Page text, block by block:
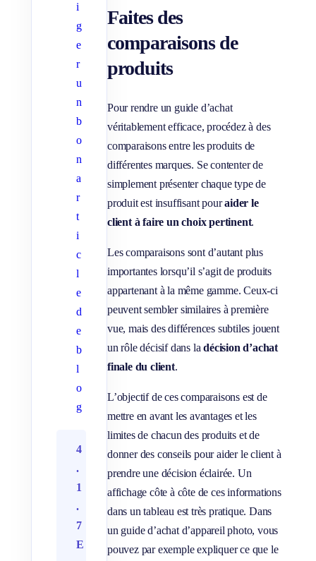
i
g
e
r
u
n
b
o
n
a
r
t
i
c
l
e
d
e
b
l
o
g
4
.
1
.
7
E
Faites des
comparaisons de
produits
Pour rendre un guide d’achat
véritablement efficace, procédez à des
comparaisons entre les produits de
différentes marques. Se contenter de
simplement présenter chaque type de
produit est insuffisant pouraider le
client à faire un choix pertinent.
Les comparaisons sont d’autant plus
importantes lorsqu’il s’agit de produits
appartenant à la même gamme. Ceux-ci
peuvent sembler similaires à première
vue, mais des différences subtiles jouent
un rôle décisif dans ladécision d’achat
finale du client.
L’objectif de ces comparaisons est de
mettre en avant les avantages et les
limites de chacun des produits et de
donner des conseils pour aider le client à
prendre une décision éclairée. Un
affichage côte à côte de ces informations
dans un tableau est très pratique. Dans
un guide d’achat d’appareil photo, vous
pouvez par exemple expliquer ce que le